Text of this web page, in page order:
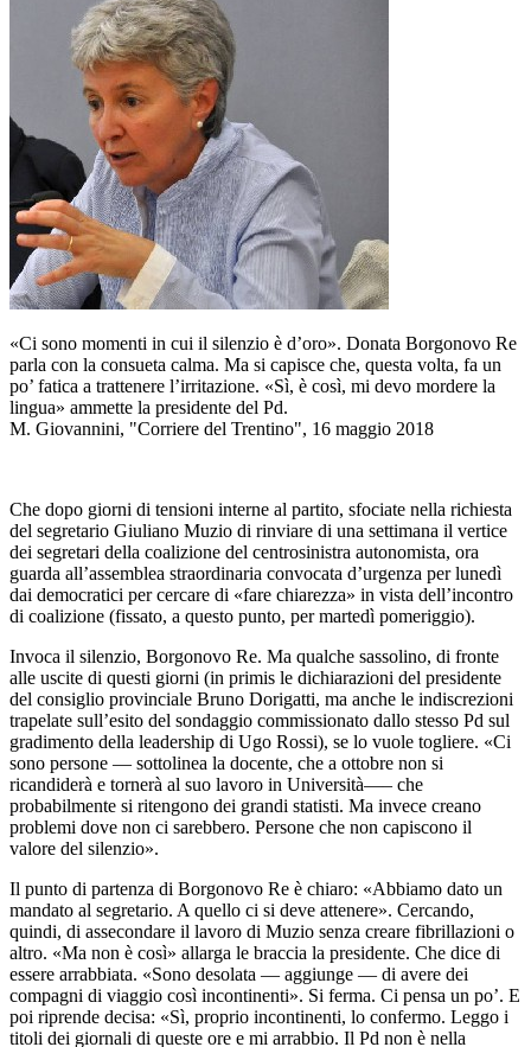
«Ci sono momenti in cui il silenzio è d’oro». Donata Borgonovo Re
parla con la consueta calma. Ma si capisce che, questa volta, fa un
po’ fatica a trattenere l’irritazione. «Sì, è così, mi devo mordere la
lingua» ammette la presidente del Pd.
M. Giovannini, "Corriere del Trentino", 16 maggio 2018
Che dopo giorni di tensioni interne al partito, sfociate nella richiesta
del segretario Giuliano Muzio di rinviare di una settimana il vertice
dei segretari della coalizione del centrosinistra autonomista, ora
guarda all’assemblea straordinaria convocata d’urgenza per lunedì
dai democratici per cercare di «fare chiarezza» in vista dell’incontro
di coalizione (fissato, a questo punto, per martedì pomeriggio).
Invoca il silenzio, Borgonovo Re. Ma qualche sassolino, di fronte
alle uscite di questi giorni (in primis le dichiarazioni del presidente
del consiglio provinciale Bruno Dorigatti, ma anche le indiscrezioni
trapelate sull’esito del sondaggio commissionato dallo stesso Pd sul
gradimento della leadership di Ugo Rossi), se lo vuole togliere. «Ci
sono persone — sottolinea la docente, che a ottobre non si
ricandiderà e tornerà al suo lavoro in Università—– che
probabilmente si ritengono dei grandi statisti. Ma invece creano
problemi dove non ci sarebbero. Persone che non capiscono il
valore del silenzio».
Il punto di partenza di Borgonovo Re è chiaro: «Abbiamo dato un
mandato al segretario. A quello ci si deve attenere». Cercando,
quindi, di assecondare il lavoro di Muzio senza creare fibrillazioni o
altro. «Ma non è così» allarga le braccia la presidente. Che dice di
essere arrabbiata. «Sono desolata — aggiunge — di avere dei
compagni di viaggio così incontinenti». Si ferma. Ci pensa un po’. E
poi riprende decisa: «Sì, proprio incontinenti, lo confermo. Leggo i
titoli dei giornali di queste ore e mi arrabbio. Il Pd non è nella